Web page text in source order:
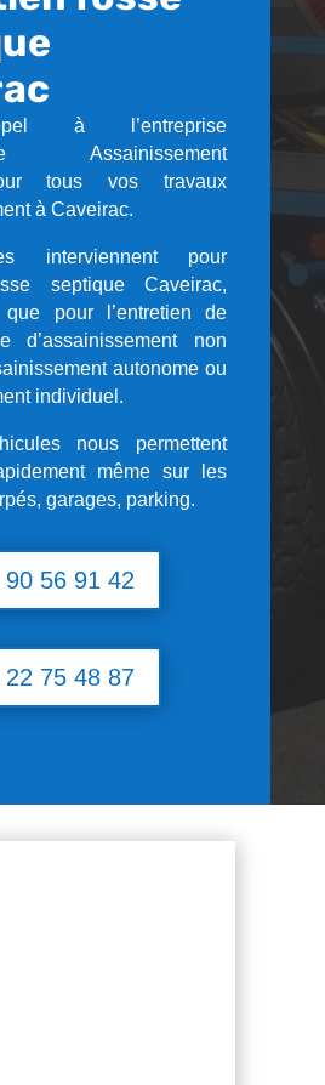
à l’entreprise
Assainissement
tous vos travaux
à Caveirac.
interviennent pour
septique Caveirac,
pour l’entretien de
d’assainissement non
autonome ou
individuel.
nous permettent
même sur les
garages, parking.
90 56 91 42
22 75 48 87